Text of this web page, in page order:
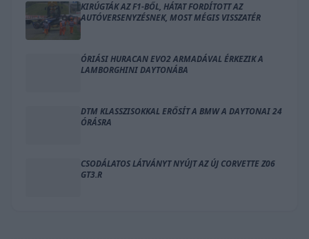
KIRÚGTÁK AZ F1-BŐL, HÁTAT FORDÍTOTT AZ
AUTÓVERSENYZÉSNEK, MOST MÉGIS VISSZATÉR
ÓRIÁSI HURACAN EVO2 ARMADÁVAL ÉRKEZIK A
LAMBORGHINI DAYTONÁBA
DTM KLASSZISOKKAL ERŐSÍT A BMW A DAYTONAI 24
ÓRÁSRA
CSODÁLATOS LÁTVÁNYT NYÚJT AZ ÚJ CORVETTE Z06
GT3.R